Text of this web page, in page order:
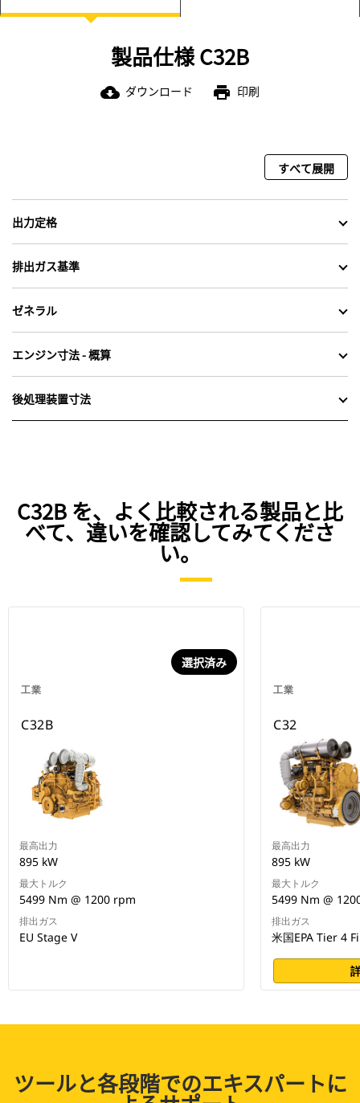
製品仕様 C32B
cloud_download ダウンロード print 印刷
すべて展開
出力定格
排出ガス基準
ゼネラル
エンジン寸法 - 概算
後処理装置寸法
C32B を、よく比較される製品と比
べて、違いを確認してみてくださ
い。
工業
選択済み
C32B
最高出力
895 kW
最大トルク
5499 Nm @ 1200 rpm
排出ガス
EU Stage V
工業
C32
最高出力
895 kW
最大トルク
5499 Nm @
排出ガス
米国EPA Tier 4
ツールと各段階でのエキスパートに